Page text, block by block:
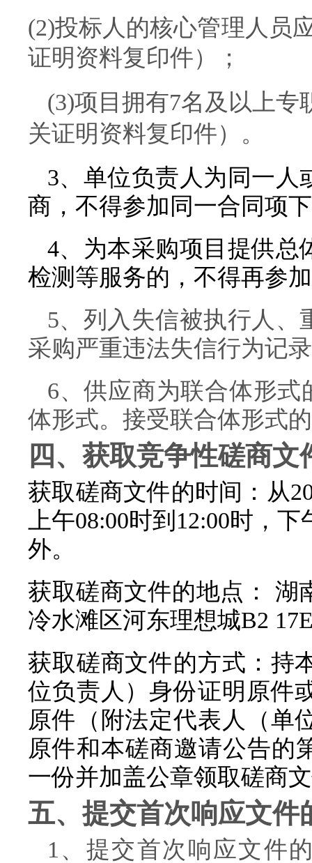
(2)投标人 的核心管理人员
证明资料复印件）
；
(3)项目 拥有7名及以上专
关证明资料复印件） 。
3、单位负责人为同一人
商，不得参加同一合同项
4、为本采购项目提供总
检测等服务的，不得再参
5、列入失信被执行人、
采购严重违法失信行为记
6、供应商为联合体形式
体形式。接受联合体形式
四、获取竞争性磋商文
获取磋商文件的时间：从
上午08:00时到12:00时，
外。
获取磋商文件的地点： 湖
冷水滩区河东理想城B2
获取磋商文件的方式：持
位负责人）身份证明原件
原件（附法定代表人（单
原件和本磋商邀请公告的
一份并加盖公章领取磋商
五、提交首次响应文件
1、提交首次响应文件